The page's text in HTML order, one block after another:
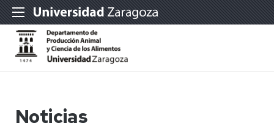
Noticias